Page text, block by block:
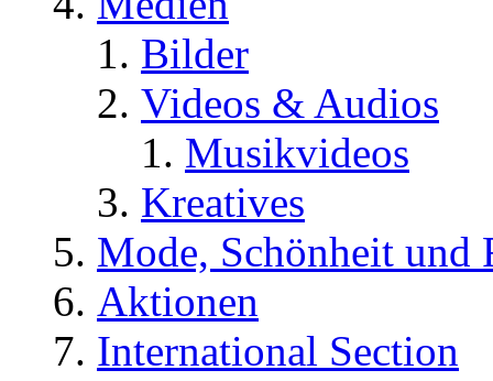
Bilder
Videos & Audios
Musikvideos
Kreatives
Mode, Schönheit und
Aktionen
International Section